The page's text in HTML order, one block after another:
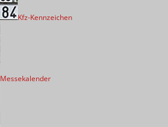
Kfz-Kennzeichen
Messekalender